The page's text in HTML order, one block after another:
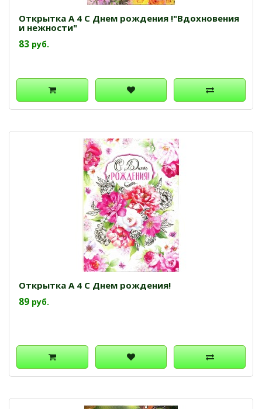
Открытка А 4 С Днем рождения !"Вдохновения
и нежности"
83 руб.
Открытка А 4 С Днем рождения!
89 руб.